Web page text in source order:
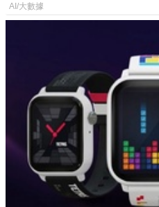
AI/大數據